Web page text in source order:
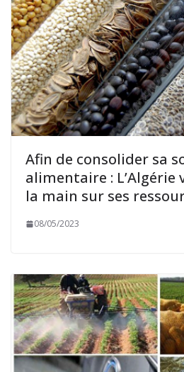
Afin de consolider sa
alimentaire :
la main sur ses
08/05/2023